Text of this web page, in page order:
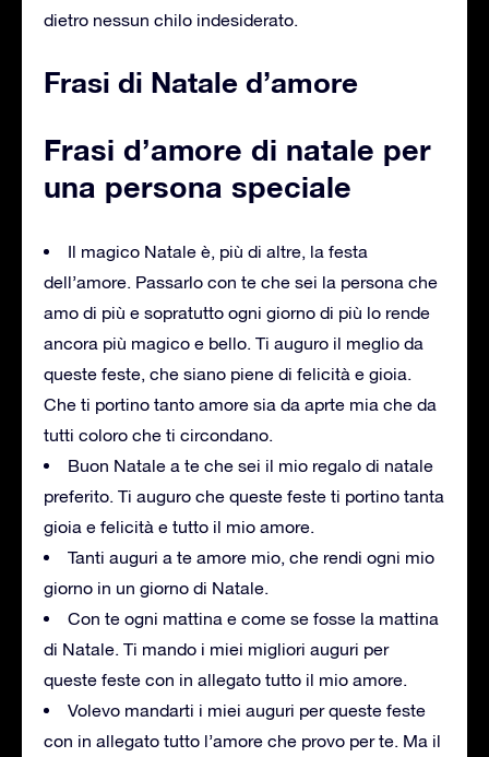
dietro nessun chilo indesiderato.
Frasi di Natale d’amore
Frasi d’amore di natale per
una persona speciale
Il magico Natale è, più di altre, la festa
dell’amore. Passarlo con te che sei la persona che
amo di più e sopratutto ogni giorno di più lo rende
ancora più magico e bello. Ti auguro il meglio da
queste feste, che siano piene di felicità e gioia.
Che ti portino tanto amore sia da aprte mia che da
tutti coloro che ti circondano.
Buon Natale a te che sei il mio regalo di natale
preferito. Ti auguro che queste feste ti portino tanta
gioia e felicità e tutto il mio amore.
Tanti auguri a te amore mio, che rendi ogni mio
giorno in un giorno di Natale.
Con te ogni mattina e come se fosse la mattina
di Natale. Ti mando i miei migliori auguri per
queste feste con in allegato tutto il mio amore.
Volevo mandarti i miei auguri per queste feste
con in allegato tutto l’amore che provo per te. Ma il